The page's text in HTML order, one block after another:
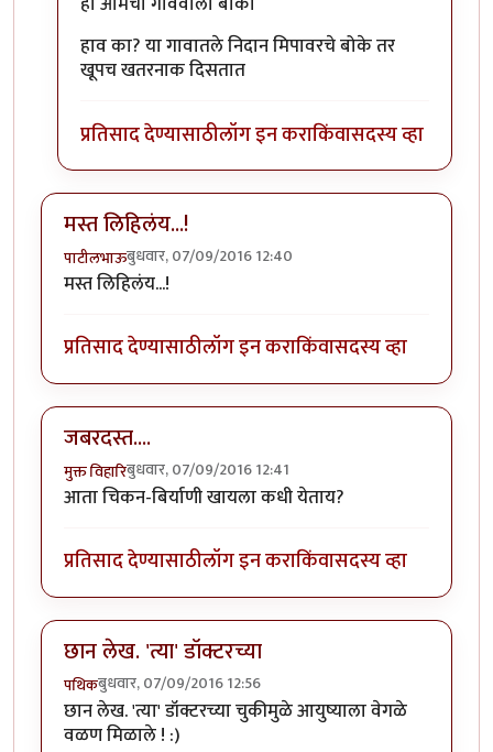
हाव का? या गावातले निदान मिपावरचे बोके तर
खूपच खतरनाक दिसतात
प्रतिसाद देण्यासाठीलॉग इन कराकिंवासदस्य व्हा
मस्त लिहिलंय...!
पाटीलभाऊबुधवार, 07/09/2016 12:40
मस्त लिहिलंय...!
प्रतिसाद देण्यासाठीलॉग इन कराकिंवासदस्य व्हा
जबरदस्त....
मुक्त विहारिबुधवार, 07/09/2016 12:41
आता चिकन-बिर्याणी खायला कधी येताय?
प्रतिसाद देण्यासाठीलॉग इन कराकिंवासदस्य व्हा
छान लेख. 'त्या' डॉक्टरच्या
पथिकबुधवार, 07/09/2016 12:56
छान लेख. 'त्या' डॉक्टरच्या चुकीमुळे आयुष्याला वेगळे
वळण मिळाले ! :)